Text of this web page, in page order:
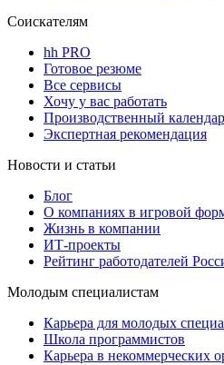
Соискателям
hh PRO
Готовое резюме
Все сервисы
Хочу у вас работать
Производственный
Экспертная рекомендация
Новости и статьи
Блог
О компаниях в игровой
Жизнь в компании
ИТ-проекты
Рейтинг работодателей
Молодым специалистам
Карьера для молодых
Школа программистов
Карьера в некоммерческих